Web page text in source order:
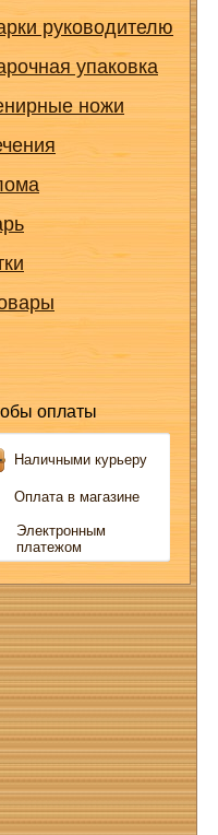
руководителю
упаковка
ножи
оплаты
Наличными курьеру
Оплата в магазине
Электронным
платежом